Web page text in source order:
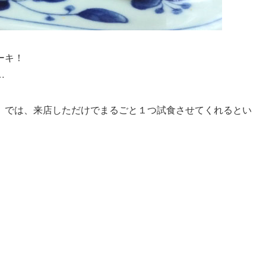
！
では、来店しただけでまるごと１つ試食させてくれるとい